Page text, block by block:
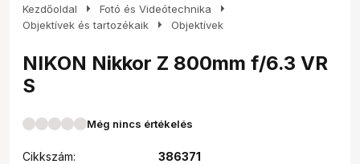
Kezdőoldal arrow_right Fotó és Videótechnika arrow_right
Objektívek és tartozékaik arrow_right Objektívek
NIKON Nikkor Z 800mm f/6.3 VR
S
Még nincs értékelés
Cikkszám:
386371